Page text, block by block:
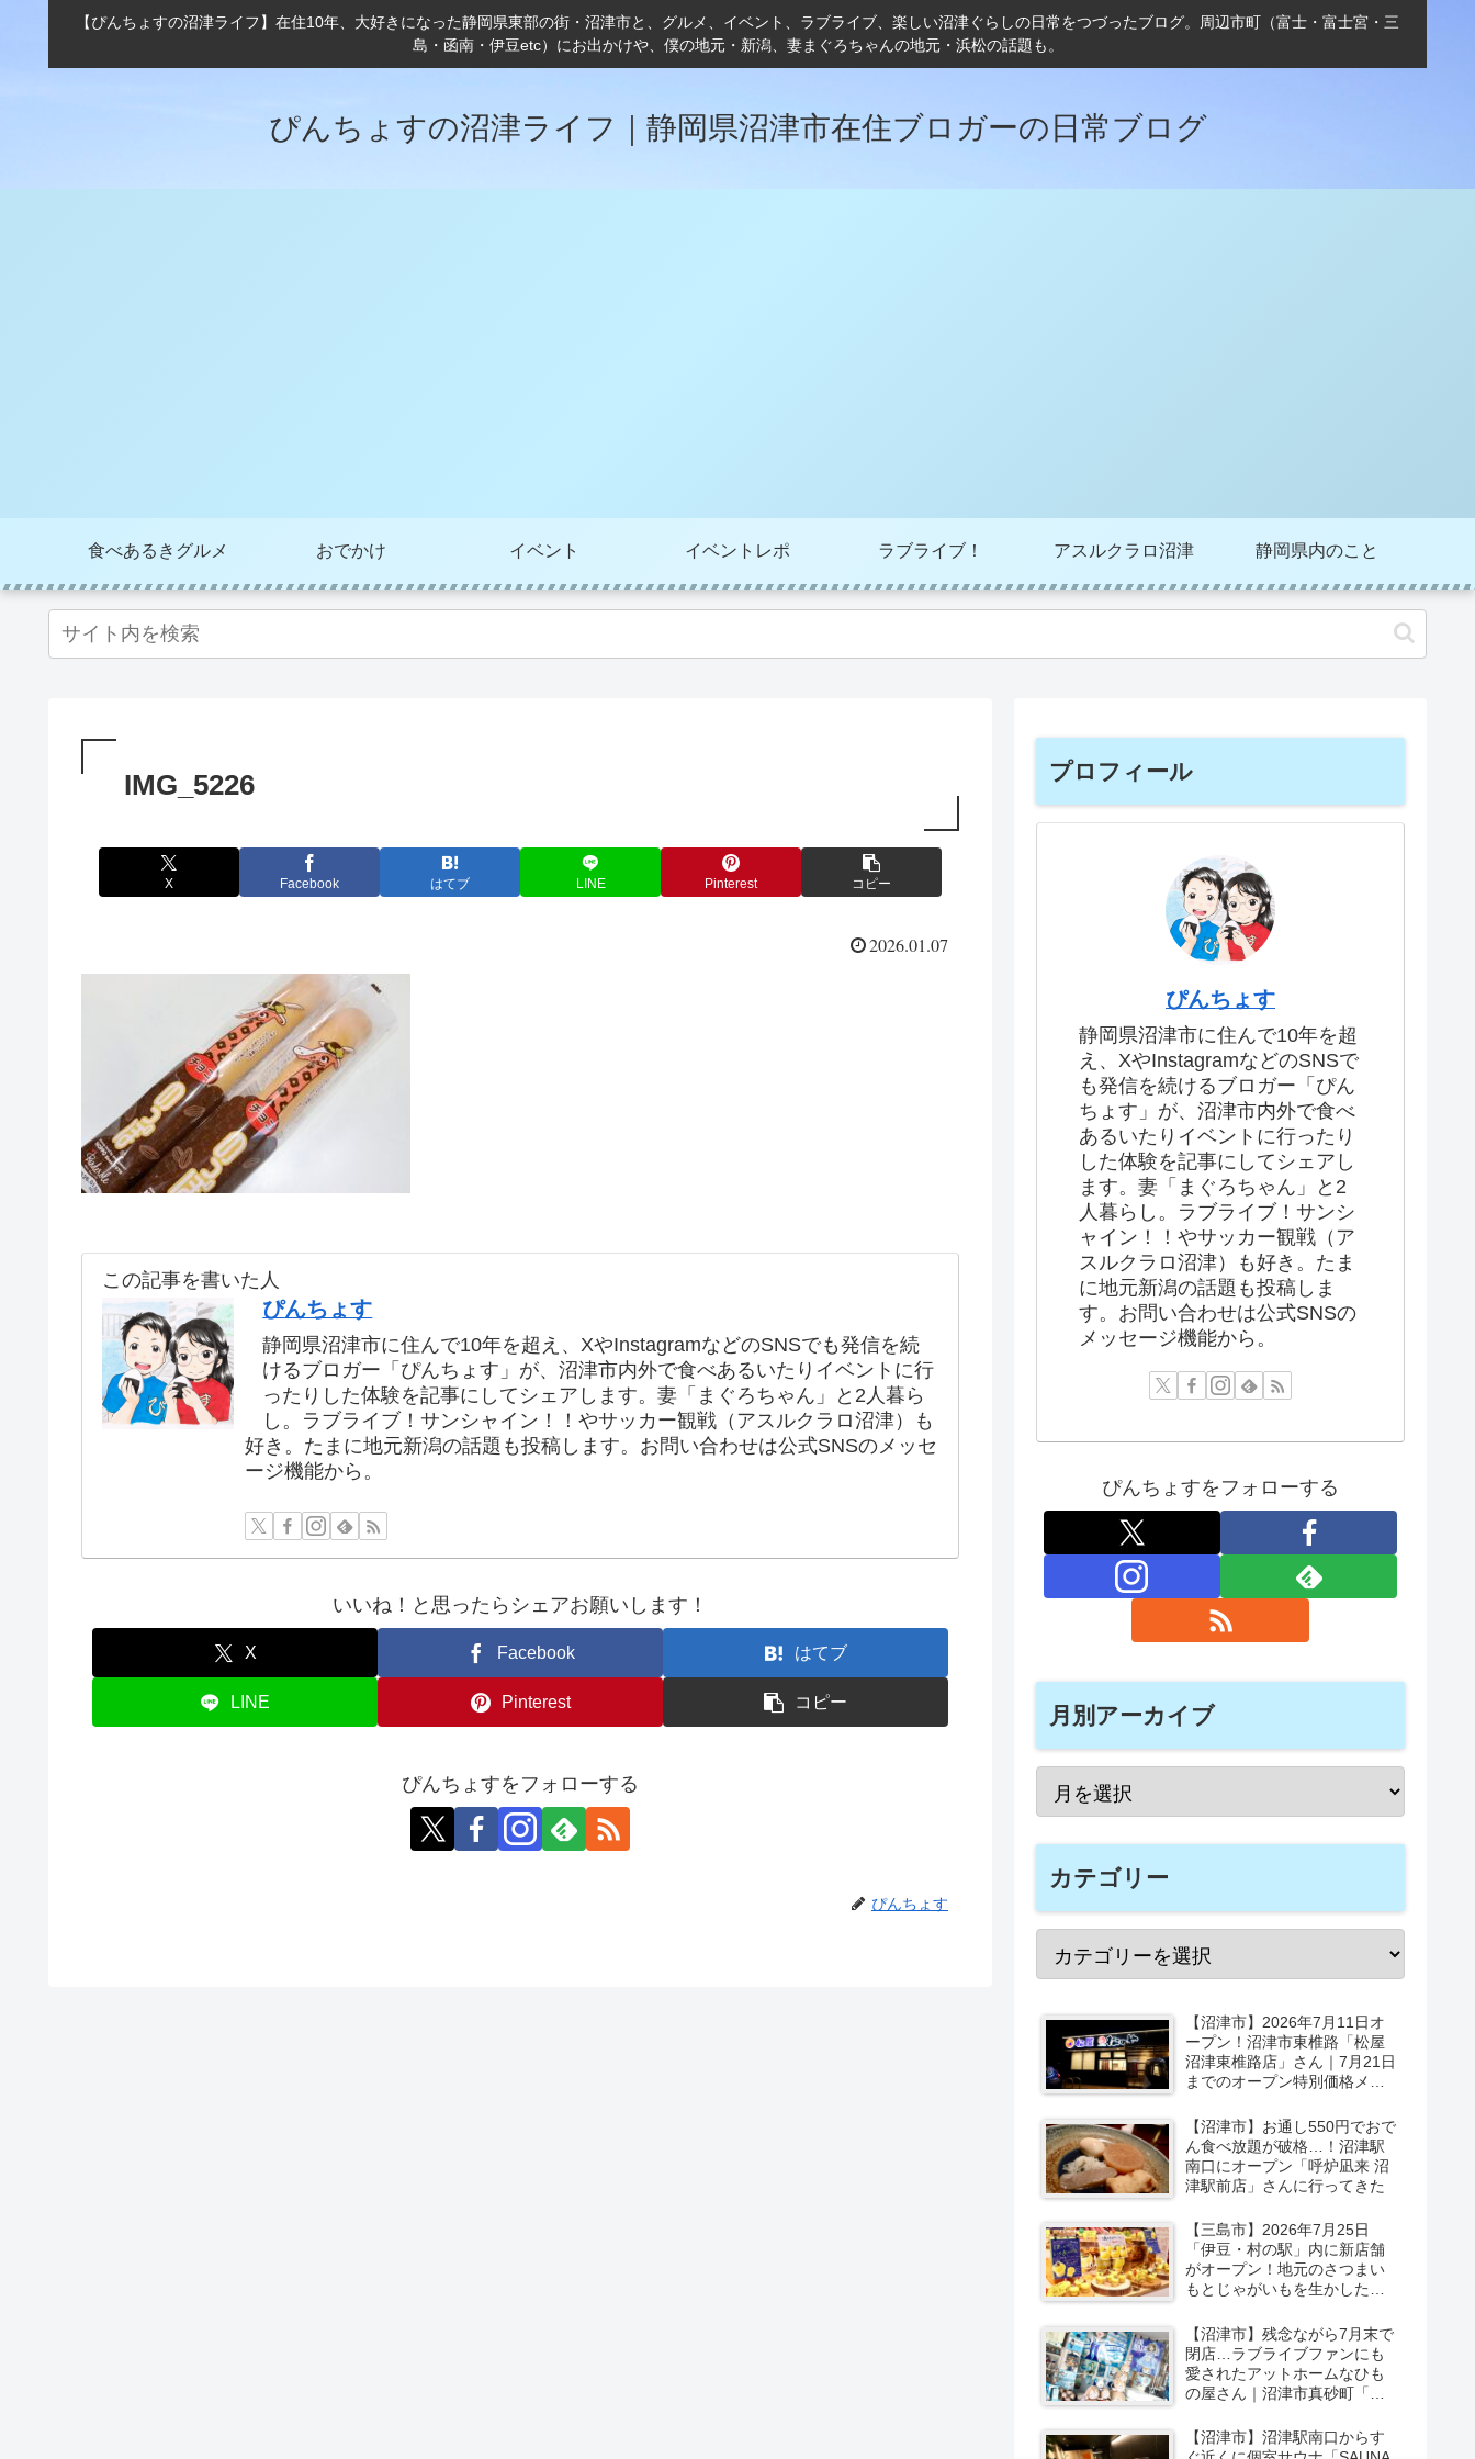
【ぴんちょすの沼津ライフ】在住10年、大好きになった静岡県東部の街・沼津市と、グルメ、イベント、ラブライブ、楽しい沼津ぐらしの日常をつづったブログ。周辺市町（富士・富士宮・三
島・函南・伊豆etc）にお出かけや、僕の地元・新潟、妻まぐろちゃんの地元・浜松の話題も。
ぴんちょすの沼津ライフ｜静岡県沼津市在住ブロガーの日常ブログ
食べあるきグルメ おでかけ イベント イベントレポ ラブライブ！ アスルクラロ沼津 静岡県内のこと
IMG_5226
X Facebook はてブ LINE Pinterest コピー
2026.01.07
この記事を書いた人
ぴんちょす
静岡県沼津市に住んで10年を超え、XやInstagramなどのSNSでも発信を続
けるブロガー「ぴんちょす」が、沼津市内外で食べあるいたりイベントに行
ったりした体験を記事にしてシェアします。妻「まぐろちゃん」と2人暮ら
し。ラブライブ！サンシャイン！！やサッカー観戦（アスルクラロ沼津）も
好き。たまに地元新潟の話題も投稿します。お問い合わせは公式SNSのメッセ
ージ機能から。
いいね！と思ったらシェアお願いします！
X Facebook はてブ
LINE Pinterest コピー
ぴんちょすをフォローする
ぴんちょす
プロフィール
ぴんちょす
静岡県沼津市に住んで10年を超
え、XやInstagramなどのSNSで
も発信を続けるブロガー「ぴん
ちょす」が、沼津市内外で食べ
あるいたりイベントに行ったり
した体験を記事にしてシェアし
ます。妻「まぐろちゃん」と2
人暮らし。ラブライブ！サンシ
ャイン！！やサッカー観戦（ア
スルクラロ沼津）も好き。たま
に地元新潟の話題も投稿しま
す。お問い合わせは公式SNSの
メッセージ機能から。
ぴんちょすをフォローする
月別アーカイブ
カテゴリー
【沼津市】2026年7月11日オ
ープン！沼津市東椎路「松屋
沼津東椎路店」さん｜7月21日
までのオープン特別価格メニ
【沼津市】お通し550円でおで
ん食べ放題が破格…！沼津駅
南口にオープン「呼炉凪来 沼
津駅前店」さんに行ってきた
【三島市】2026年7月25日
「伊豆・村の駅」内に新店舗
がオープン！地元のさつまい
もとじゃがいもを生かしたベ
と足お先に実食レポ【PR】
【沼津市】残念ながら7月末で
閉店…ラブライブファンにも
愛されたアットホームなひも
の屋さん｜沼津市真砂町「渡
【沼津市】沼津駅南口からす